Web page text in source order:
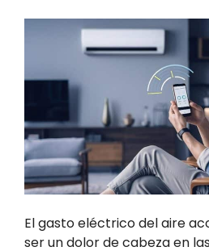
El gasto eléctrico del aire
ser un dolor de cabeza en